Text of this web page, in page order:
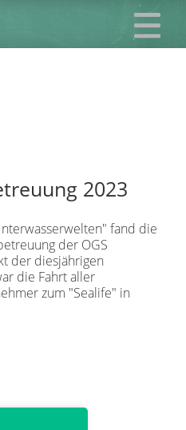
2023
fand die
der OGS
der diesjährigen
die Fahrt aller
zum "Sealife" in